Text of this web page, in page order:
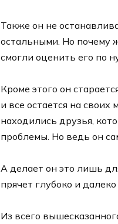
Также он не
остальными. Но почему
смогли оценить его по
Кроме этого он
и все остается на
находились друзья,
проблемы. Но ведь он
А делает он это лишь
прячет глубоко и
Из всего